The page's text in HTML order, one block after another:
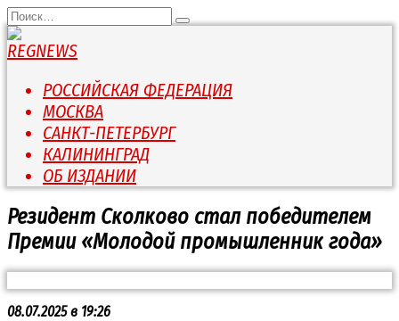
Перейти
к
содержанию
Search
for:
РОССИЙСКАЯ ФЕДЕРАЦИЯ
МОСКВА
САНКТ-ПЕТЕРБУРГ
КАЛИНИНГРАД
ОБ ИЗДАНИИ
Резидент Сколково стал победителем
Премии «Молодой промышленник года»
08.07.2025 в 19:26